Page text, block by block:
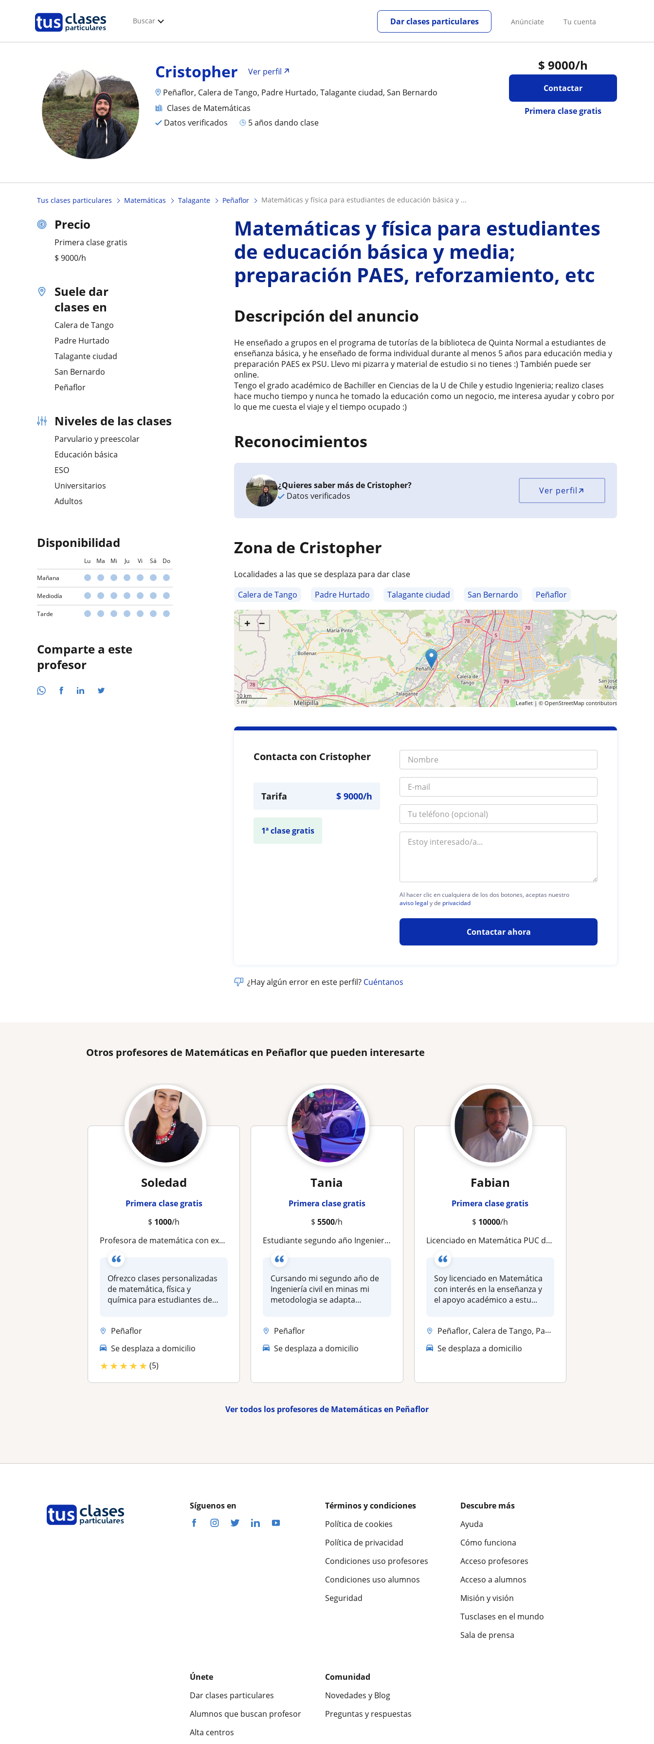
Buscar Anúnciate Tu cuenta
Dar clases particulares
$ 9000/h
Contactar
Primera clase gratis
Cristopher
Ver perfil
Peñaflor, Calera de Tango, Padre Hurtado, Talagante ciudad, San Bernardo
Clases de Matemáticas
Datos verificados
5 años dando clase
Tus clases particulares Matemáticas Talagante Peñaflor matemáticas y física para estudiantes de educación básica y ...
Precio
Primera clase gratis
$ 9000/h
Suele dar
clases en
Calera de Tango
Padre Hurtado
Talagante ciudad
San Bernardo
Peñaflor
Niveles de las clases
Parvulario y preescolar
Educación básica
ESO
Universitarios
Adultos
Disponibilidad
Lu Ma Mi Ju Vi Sá Do
Mañana
Mediodía
Tarde
Comparte a este
profesor
Matemáticas y física para estudiantes
de educación básica y media;
preparación PAES, reforzamiento, etc
Descripción del anuncio
He enseñado a grupos en el programa de tutorías de la biblioteca de Quinta Normal a estudiantes de
enseñanza básica, y he enseñado de forma individual durante al menos 5 años para educación media y
preparación PAES ex PSU. Llevo mi pizarra y material de estudio si no tienes :) También puede ser
online.
Tengo el grado académico de Bachiller en Ciencias de la U de Chile y estudio Ingenieria; realizo clases
hace mucho tiempo y nunca he tomado la educación como un negocio, me interesa ayudar y cobro por
lo que me cuesta el viaje y el tiempo ocupado :)
Reconocimientos
¿Quieres saber más de Cristopher?
Datos verificados
Ver perfil
Zona de Cristopher
Localidades a las que se desplaza para dar clase
Calera de Tango
Padre Hurtado Talagante ciudad San Bernardo Peñaflor
+ −
10 km
5 mi
Leaflet| © OpenStreetMap contributors
Contacta con Cristopher
Tarifa $9000/h
1ª clase gratis
Al hacer clic en cualquiera de los dos botones, aceptas nuestro
aviso legal y de privacidad
Contactar ahora
¿Hay algún error en este perfil? Cuéntanos
Otros profesores de Matemáticas en Peñaflor que pueden interesarte
Soledad
Primera clase gratis
$ 1000/h
Profesora de matemática con experiencia con alumnos(as) de enseñanza media y básica
Ofrezco clases personalizadas
de matemática, física y
química para estudiantes de
Peñaflor
Se desplaza a domicilio
★★★★★ (5)
Tania
Primera clase gratis
$5500/h
Estudiante segundo año Ingeniería civil en minas. Metodología adaptable y relajada
Cursando mi segundo año de
Ingeniería civil en minas mi
metodologia se adapta
Peñaflor
Se desplaza a domicilio
Fabian
Primera clase gratis
$ 10000/h
Licenciado en Matemática PUC da clases de matemáticas nivel enseñanza media y universitario
Soy licenciado en Matemática
con interés en la enseñanza y
el apoyo académico a estu...
Peñaflor, Calera de Tango, Padre Hurtado, Talagante ciudad
Se desplaza a domicilio
Ver todos los profesores de Matemáticas en Peñaflor
Síguenos en
Términos y condiciones
Política de cookies
Política de privacidad
Condiciones uso profesores
Condiciones uso alumnos
Seguridad
Descubre más
Ayuda
Cómo funciona
Acceso profesores
Acceso a alumnos
Misión y visión
Tusclases en el mundo
Sala de prensa
Únete
Dar clases particulares
Alumnos que buscan profesor
Alta centros
Comunidad
Novedades y Blog
Preguntas y respuestas